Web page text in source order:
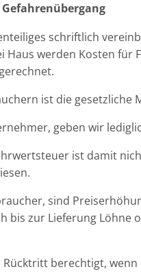
schriftlich
Haus werden Kosten
ist die
geben wir
ist damit
sind
bis zur Lieferung Löhne
berechtigt,